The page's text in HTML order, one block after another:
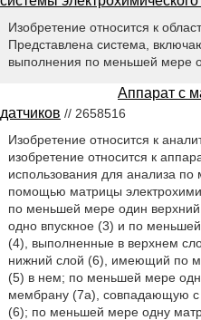
Изобретение относится к
Представлена система,
выполнения по меньшей мере
Аппарат c
датчиков // 2658516
Изобретение относится к
изобретение относится к
использования для анализа
помощью матрицы
по меньшей мере один
одно впускное (3) и по
(4), выполненные в верхнем
нижний слой (6), имеющий по
(5) в нем; по меньшей мере
мембрану (7а), совпадающую с
(6); по меньшей мере одну